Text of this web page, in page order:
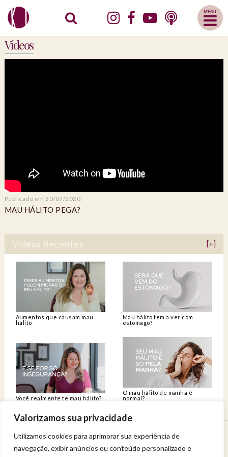
Valorizamos sua privacidade
Utilizamos cookies para aprimorar sua experiência de
navegação, exibir anúncios ou conteúdo personalizado e
Abrir
Menu
Mobile
Vídeos
Publicado em 30/07/2020.
MAU HÁLITO PEGA?
Vídeos Recentes [+]
Alimentos que causam mau
hálito
Mau hálito tem a ver com
estômago?
Você realmente te mau hálito?
O mau hálito de manhã é
normal?
Venha viver uma experiência de bem-estar.
Entregue a sua saúde a uma profissional qualificada.